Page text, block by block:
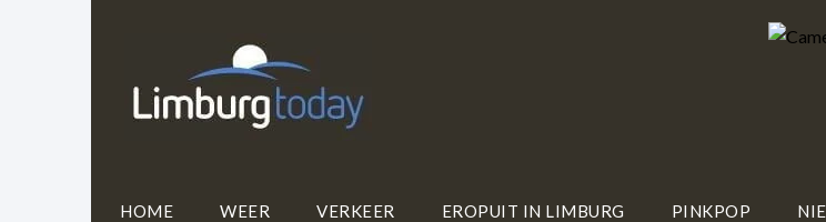
HOME WEER VERKEER EROPUIT IN LIMBURG PINKPOP